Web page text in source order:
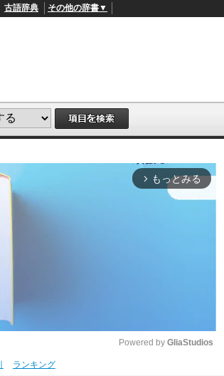
古語辞典 その他の辞書▼
arrow_forward_ios もっとみる
Powered by GliaStudios
ランキング